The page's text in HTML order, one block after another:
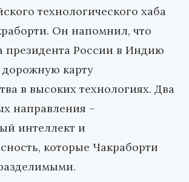
технологического хаба
Он напомнил, что
президента России в Индию
дорожную карту
в высоких технологиях. Два
направления –
интеллект и
которые Чакраборти